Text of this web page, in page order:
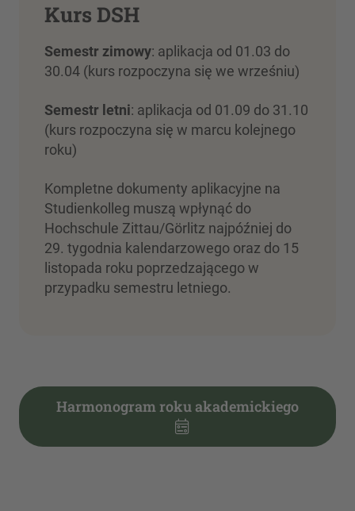
Kurs DSH
Semestr zimowy: aplikacja od 01.03 do
30.04 (kurs rozpoczyna się we wrześniu)
Semestr letni: aplikacja od 01.09 do 31.10
(kurs rozpoczyna się w marcu kolejnego
roku)
Kompletne dokumenty aplikacyjne na
Studienkolleg muszą wpłynąć do
Hochschule Zittau/Görlitz najpóźniej do
29. tygodnia kalendarzowego oraz do 15
listopada roku poprzedzającego w
przypadku semestru letniego.
Harmonogram roku akademickiego